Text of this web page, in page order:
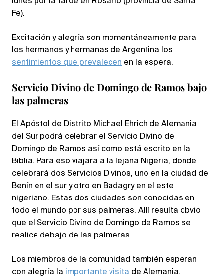
lunes por la tarde en Rosario (provincia de Santa
Fe).
Excitación y alegría son momentáneamente para
los hermanos y hermanas de Argentina los
sentimientos que prevalecen en la espera.
Servicio Divino de Domingo de Ramos bajo
las palmeras
El Apóstol de Distrito Michael Ehrich de Alemania
del Sur podrá celebrar el Servicio Divino de
Domingo de Ramos así como está escrito en la
Biblia. Para eso viajará a la lejana Nigeria, donde
celebrará dos Servicios Divinos, uno en la ciudad de
Benín en el sur y otro en Badagry en el este
nigeriano. Estas dos ciudades son conocidas en
todo el mundo por sus palmeras. Allí resulta obvio
que el Servicio Divino de Domingo de Ramos se
realice debajo de las palmeras.
Los miembros de la comunidad también esperan
con alegría la importante visita de Alemania.